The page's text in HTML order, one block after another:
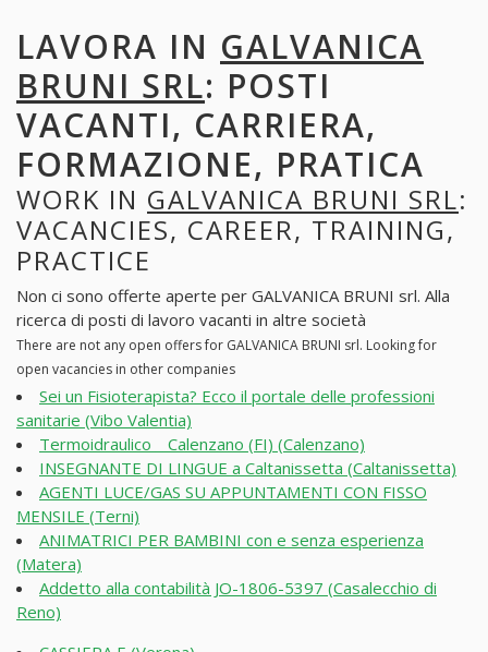
LAVORA IN GALVANICA
BRUNI SRL: POSTI
VACANTI, CARRIERA,
FORMAZIONE, PRATICA
WORK IN GALVANICA BRUNI SRL:
VACANCIES, CAREER, TRAINING,
PRACTICE
Non ci sono offerte aperte per GALVANICA BRUNI srl. Alla
ricerca di posti di lavoro vacanti in altre società
There are not any open offers for GALVANICA BRUNI srl. Looking for
open vacancies in other companies
Sei un Fisioterapista? Ecco il portale delle professioni
sanitarie (Vibo Valentia)
Termoidraulico _ Calenzano (FI) (Calenzano)
INSEGNANTE DI LINGUE a Caltanissetta (Caltanissetta)
AGENTI LUCE/GAS SU APPUNTAMENTI CON FISSO
MENSILE (Terni)
ANIMATRICI PER BAMBINI con e senza esperienza
(Matera)
Addetto alla contabilità JO-1806-5397 (Casalecchio di
Reno)